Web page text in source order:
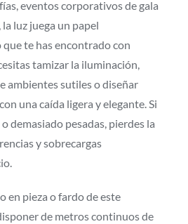
eventos corporativos de gala
luz juega un papel
te has encontrado con
tamizar la iluminación,
ambientes sutiles o diseñar
una caída ligera y elegante. Si
demasiado pesadas, pierdes la
y sobrecargas
en pieza o fardo de este
de metros continuos de